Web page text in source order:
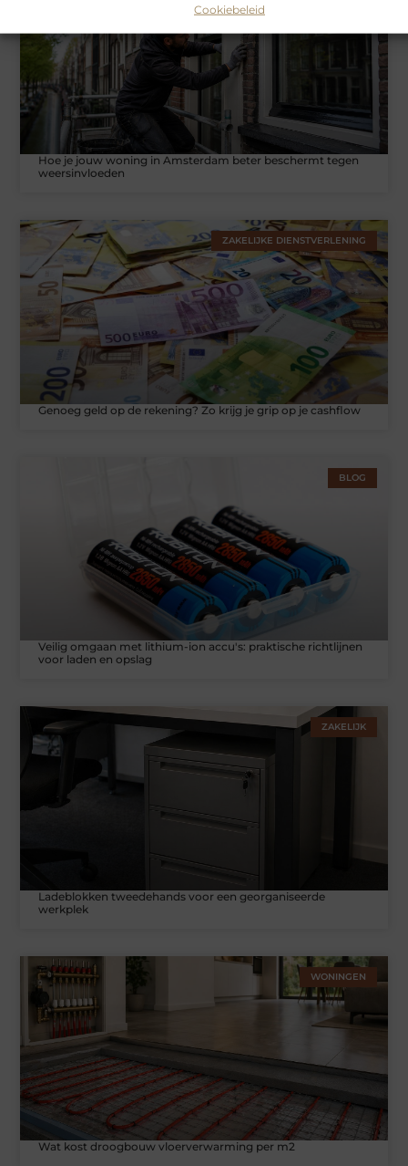
Cookiebeleid
Hoe je jouw woning in Amsterdam beter beschermt tegen
weersinvloeden
ZAKELIJKE DIENSTVERLENING
Genoeg geld op de rekening? Zo krijg je grip op je cashflow
BLOG
Veilig omgaan met lithium-ion accu's: praktische richtlijnen
voor laden en opslag
ZAKELIJK
Ladeblokken tweedehands voor een georganiseerde
werkplek
WONINGEN
Wat kost droogbouw vloerverwarming per m2